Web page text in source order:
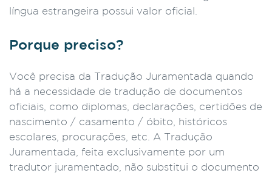
língua estrangeira possui valor oficial.
Porque preciso?
Você precisa da Tradução Juramentada quando
há a necessidade de tradução de documentos
oficiais, como diplomas, declarações, certidões de
nascimento / casamento / óbito, históricos
escolares, procurações, etc. A Tradução
Juramentada, feita exclusivamente por um
tradutor juramentado, não substitui o documento